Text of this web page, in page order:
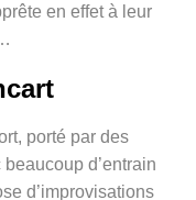
en effet à leur
porté par des
d’entrain
d’improvisations